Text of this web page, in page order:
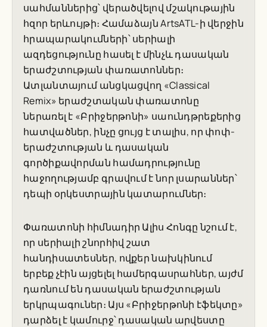
սահմաններից՝ վերածվելով մշակութային
հզոր երևույթի։ Համաձայն ArtsATL-ի վերջին
հրապարակումների՝ սերիալի
ազդեցությունը հասել է մինչև դասական
երաժշտության փառատոններ։
Ատլանտայում անցկացվող «Classical
Remix» երաժշտական փառատոնը
ներառել է «Բրիջերթոնի» սաունդթրեքերից
հատվածներ, ինչը ցույց է տալիս, որ փոփ-
երաժշտության և դասական
գործիքավորման համադրությունը
հաջողությամբ գրավում է նոր լսարաններ՝
դեպի օրկեստրային կատարումներ։
Փառատոնի հիմնադիր Ալիս Հոնգը նշում է,
որ սերիալի շնորհիվ շատ
հանդիսատեսներ, ովքեր նախկինում
երբեք չէին այցելել համերգասրահներ, այժմ
դառնում են դասական երաժշտության
երկրպագուներ։ Այս «Բրիջերթոնի էֆեկտը»
դարձել է կամուրջ՝ դասական արվեստը